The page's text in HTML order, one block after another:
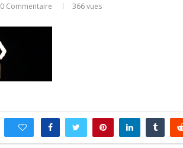
0 Commentaire 366vues